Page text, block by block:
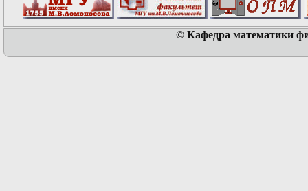
© Кафедра математики